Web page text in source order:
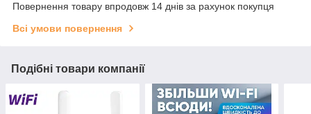
Повернення товару впродовж 14 днів за рахунок покупця
Всі умови повернення
Подібні товари компанії